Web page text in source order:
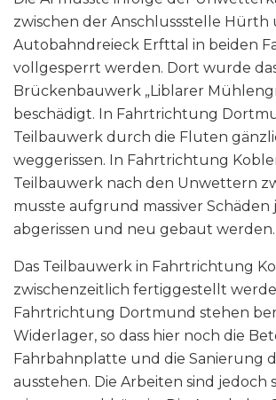
zwischen der Anschlussstelle Hürth
Autobahndreieck Erfttal in beiden
vollgesperrt werden. Dort wurde
Brückenbauwerk „Liblarer
beschädigt. In Fahrtrichtung
Teilbauwerk durch die Fluten
weggerissen. In Fahrtrichtung
Teilbauwerk nach den Unwettern
musste aufgrund massiver Schäden
abgerissen und neu gebaut werden.
Das Teilbauwerk in Fahrtrichtung
zwischenzeitlich fertiggestellt
Fahrtrichtung Dortmund stehen
Widerlager, so dass hier noch die
Fahrbahnplatte und die Sanierung
ausstehen. Die Arbeiten sind jedoch